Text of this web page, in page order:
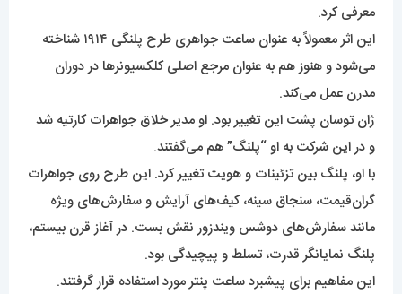
معرفی کرد.
این اثر معمولاً به عنوان ساعت جواهری طرح پلنگی ۱۹۱۴ شناخته
می‌شود و هنوز هم به عنوان مرجع اصلی کلکسیونرها در دوران
مدرن عمل می‌کند.
ژان توسان پشت این تغییر بود. او مدیر خلاق جواهرات کارتیه شد
و در این شرکت به او “پلنگ” هم می‌گفتند.
با او، پلنگ بین تزئینات و هویت تغییر کرد. این طرح روی جواهرات
گران‌قیمت، سنجاق سینه، کیف‌های آرایش و سفارش‌های ویژه
مانند سفارش‌های دوشس ویندزور نقش بست. در آغاز قرن بیستم،
پلنگ نمایانگر قدرت، تسلط و پیچیدگی بود.
این مفاهیم برای پیشبرد ساعت پنتر مورد استفاده قرار گرفتند.